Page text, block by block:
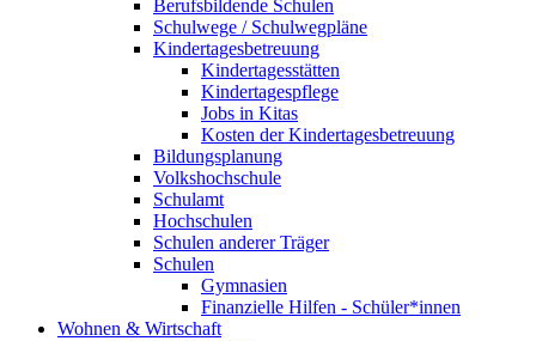
Berufsbildende Schulen
Schulwege / Schulwegpläne
Kindertagesbetreuung
Kindertagesstätten
Kindertagespflege
Jobs in Kitas
Kosten der Kindertagesbetreuung
Bildungsplanung
Volkshochschule
Schulamt
Hochschulen
Schulen anderer Träger
Schulen
Gymnasien
Finanzielle Hilfen - Schüler*innen
Wohnen & Wirtschaft